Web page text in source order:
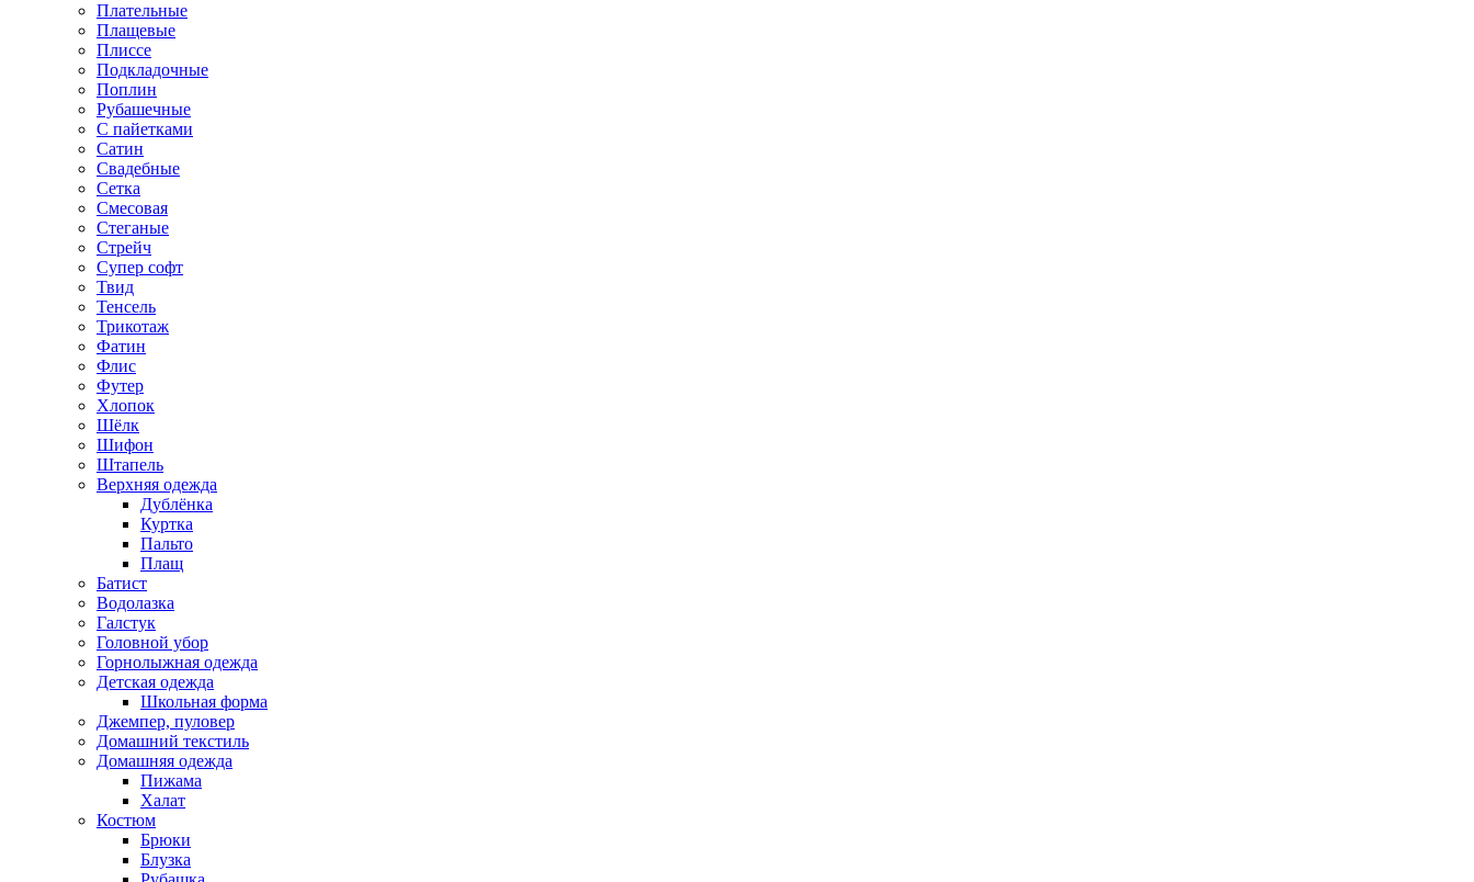
Плательные
Плащевые
Плиссе
Подкладочные
Поплин
Рубашечные
С пайетками
Сатин
Свадебные
Сетка
Смесовая
Стеганые
Стрейч
Супер софт
Твид
Тенсель
Трикотаж
Фатин
Флис
Футер
Хлопок
Шёлк
Шифон
Штапель
Верхняя одежда
Дублёнка
Куртка
Пальто
Плащ
Батист
Водолазка
Галстук
Головной убор
Горнолыжная одежда
Детская одежда
Школьная форма
Джемпер, пуловер
Домашний текстиль
Домашняя одежда
Пижама
Халат
Костюм
Брюки
Блузка